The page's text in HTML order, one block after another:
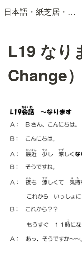
日本語・紙芝居・絵本・イラスト
L19 なり
Change